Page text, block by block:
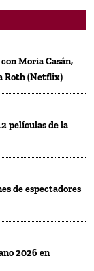
Moria Casán,
Roth (Netflix)
películas de la
de espectadores
2026 en